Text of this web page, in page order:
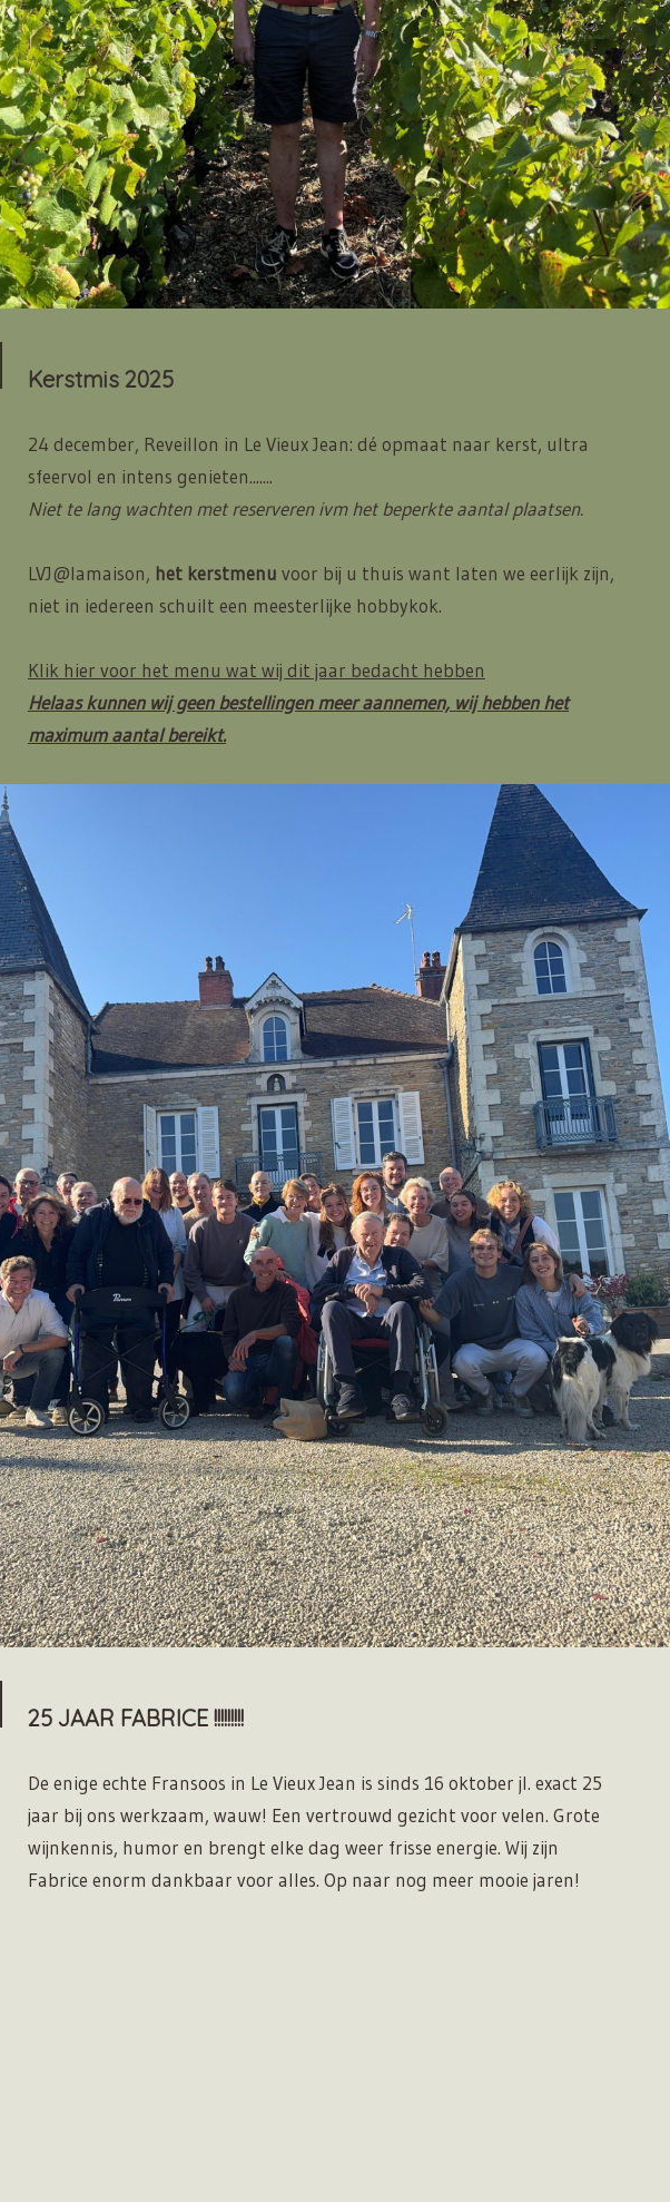
Kerstmis 2025
24 december, Reveillon in Le Vieux Jean: dé opmaat naar kerst, ultra
sfeervol en intens genieten.......
Niet te lang wachten met reserveren ivm het beperkte aantal plaatsen.
LVJ@lamaison, het kerstmenu voor bij u thuis want laten we eerlijk zijn,
niet in iedereen schuilt een meesterlijke hobbykok.
Klik hier voor het menu wat wij dit jaar bedacht hebben
Helaas kunnen wij geen bestellingen meer aannemen, wij hebben het
maximum aantal bereikt.
25 JAAR FABRICE !!!!!!!!!
De enige echte Fransoos in Le Vieux Jean is sinds 16 oktober jl. exact 25
jaar bij ons werkzaam, wauw! Een vertrouwd gezicht voor velen. Grote
wijnkennis, humor en brengt elke dag weer frisse energie. Wij zijn
Fabrice enorm dankbaar voor alles. Op naar nog meer mooie jaren!